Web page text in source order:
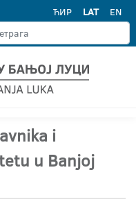
ЋИР LAT EN
i
u Banjoj